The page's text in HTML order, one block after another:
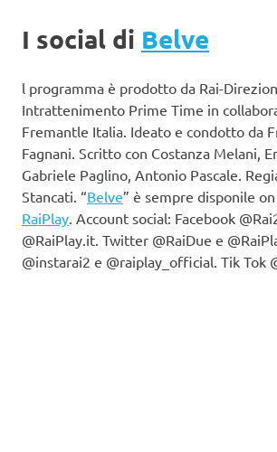
I social di Belve
l programma è prodotto da Rai-
Intrattenimento Prime Time in
Fremantle Italia. Ideato e condotto da
Fagnani. Scritto con Costanza Melani,
Gabriele Paglino, Antonio Pascale.
Stancati. “Belve” è sempre disponile
RaiPlay . Account social: Facebook
@RaiPlay.it. Twitter @RaiDue e
@instarai2 e @raiplay_official. Tik Tok